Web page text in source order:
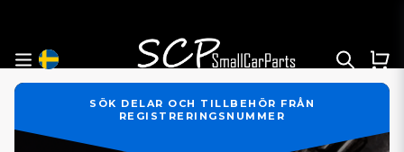
SÖK DELAR OCH TILLBEHÖR FRÅN
REGISTRERINGSNUMMER